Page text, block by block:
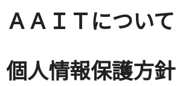
ＡＡＩＴについて
個人情報保護方針